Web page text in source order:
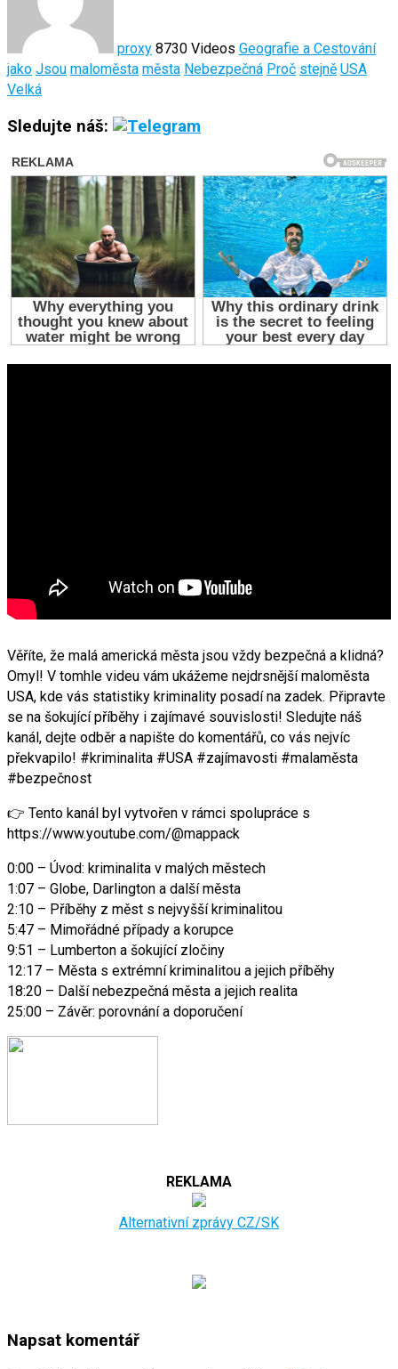
proxy 8730 Videos Geografie a Cestování
jako Jsou maloměsta města Nebezpečná Proč stejně USA
Velká
Sledujte náš:
Věříte, že malá americká města jsou vždy bezpečná a klidná?
Omyl! V tomhle videu vám ukážeme nejdrsnější maloměsta
USA, kde vás statistiky kriminality posadí na zadek. Připravte
se na šokující příběhy i zajímavé souvislosti! Sledujte náš
kanál, dejte odběr a napište do komentářů, co vás nejvíc
překvapilo! #kriminalita #USA #zajímavosti #malaměsta
#bezpečnost
👉 Tento kanál byl vytvořen v rámci spolupráce s
https://www.youtube.com/@mappack
0:00 – Úvod: kriminalita v malých městech
1:07 – Globe, Darlington a další města
2:10 – Příběhy z měst s nejvyšší kriminalitou
5:47 – Mimořádné případy a korupce
9:51 – Lumberton a šokující zločiny
12:17 – Města s extrémní kriminalitou a jejich příběhy
18:20 – Další nebezpečná města a jejich realita
25:00 – Závěr: porovnání a doporučení
REKLAMA
Alternativní zprávy CZ/SK
Napsat komentář